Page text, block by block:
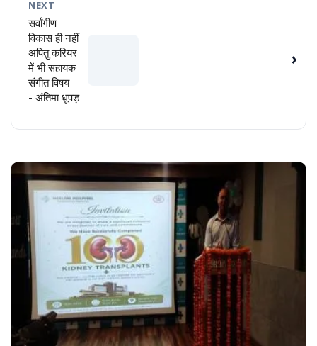
NEXT
सर्वांगीण
विकास ही नहीं
अपितु करियर
में भी सहायक
संगीत विषय
- अंतिमा धूपड़
›